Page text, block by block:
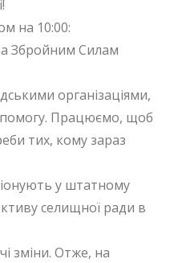
на 10:00:
Збройним Силам
організаціями,
Працюємо, щоб
тих, кому зараз
у штатному
селищної ради в
зміни. Отже, на